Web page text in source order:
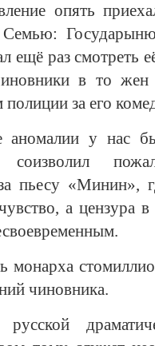
опять
ещё раз смотреть
в то
полиции за его
аномалии у нас
соизволил
пьесу «Минин»,
а цензура
чиновника.